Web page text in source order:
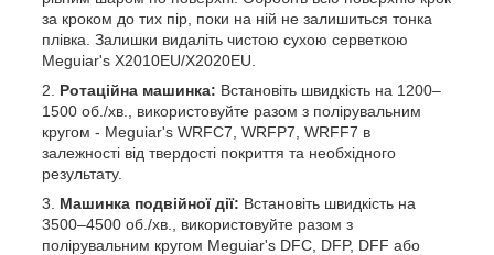
за кроком до тих пір, поки на ній не залишиться тонка
плівка. Залишки видаліть чистою сухою серветкою
Meguiar's X2010EU/X2020EU.
Ротаційна машинка: Встановіть швидкість на 1200–
1500 об./хв., використовуйте разом з полірувальним
кругом - Meguiar's WRFC7, WRFP7, WRFF7 в
залежності від твердості покриття та необхідного
результату.
Машинка подвійної дії: Встановіть швидкість на
3500–4500 об./хв., використовуйте разом з
полірувальним кругом Meguiar's DFС, DFP, DFF або